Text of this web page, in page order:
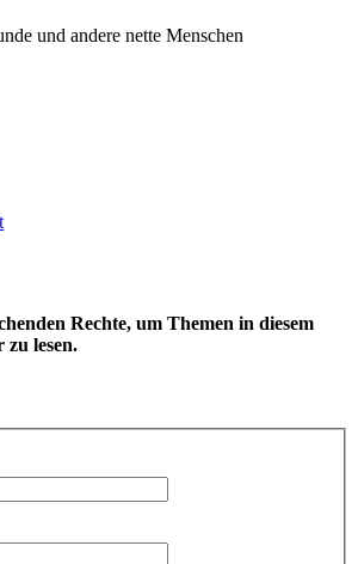
und andere nette Menschen
Rechte, um Themen in diesem
zu lesen.